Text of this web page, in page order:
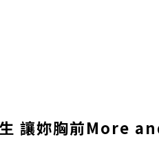
讓妳胸前More